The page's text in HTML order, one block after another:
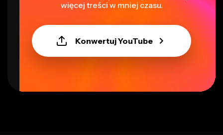
więcej treści w mniej czasu.
Konwertuj YouTube